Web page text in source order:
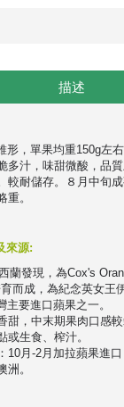
描述
形，單果均重150g左
多汁，味甜微酸，品
較耐儲存。８月中旬
重。
來源:
蘭發現，為Cox's
而成，為紀念英女王
主要進口蘋果之一。
甜，中末期果肉口感
或生食、榨汁。
10月-2月加拉蘋果進口
洲。